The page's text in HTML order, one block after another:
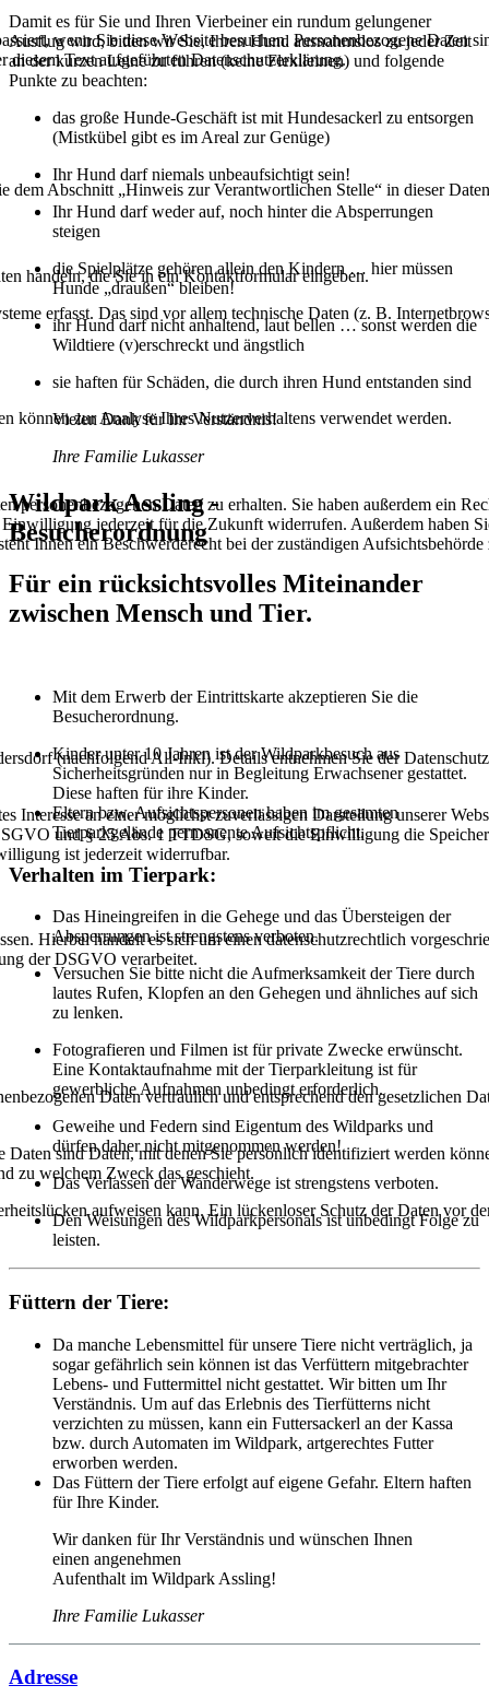
Damit es für Sie und Ihren Vierbeiner ein rundum gelungener
Ausflug wird, bitten wir Sie, Ihren Hund ausnahmslos zu jeder Zeit
an der kurzen Leine zu führen (keine Flexileinen) und folgende
Punkte zu beachten:
das große Hunde-Geschäft ist mit Hundesackerl zu entsorgen
(Mistkübel gibt es im Areal zur Genüge)
Ihr Hund darf niemals unbeaufsichtigt sein!
Ihr Hund darf weder auf, noch hinter die Absperrungen
steigen
die Spielplätze gehören allein den Kindern … hier müssen
Hunde „draußen“ bleiben!
ihr Hund darf nicht anhaltend, laut bellen … sonst werden die
Wildtiere (v)erschreckt und ängstlich
sie haften für Schäden, die durch ihren Hund entstanden sind
Vielen Dank für Ihr Verständnis!
Ihre Familie Lukasser
Wildpark Assling -
Besucherordnung
Für ein rücksichtsvolles Miteinander
zwischen Mensch und Tier.
Mit dem Erwerb der Eintrittskarte akzeptieren Sie die
Besucherordnung.
Kinder unter 10 Jahren ist der Wildparkbesuch aus
Sicherheitsgründen nur in Begleitung Erwachsener gestattet.
Diese haften für ihre Kinder.
Eltern bzw. Aufsichtspersonen haben im gesamten
Tierparkgelände permanente Aufsichtspflicht.
Verhalten im Tierpark:
Das Hineingreifen in die Gehege und das Übersteigen der
Absperrungen ist strengstens verboten.
Versuchen Sie bitte nicht die Aufmerksamkeit der Tiere durch
lautes Rufen, Klopfen an den Gehegen und ähnliches auf sich
zu lenken.
Fotografieren und Filmen ist für private Zwecke erwünscht.
Eine Kontaktaufnahme mit der Tierparkleitung ist für
gewerbliche Aufnahmen unbedingt erforderlich.
Geweihe und Federn sind Eigentum des Wildparks und
dürfen daher nicht mitgenommen werden!
Das Verlassen der Wanderwege ist strengstens verboten.
Den Weisungen des Wildparkpersonals ist unbedingt Folge zu
leisten.
Füttern der Tiere:
Da manche Lebensmittel für unsere Tiere nicht verträglich, ja
sogar gefährlich sein können ist das Verfüttern mitgebrachter
Lebens- und Futtermittel nicht gestattet. Wir bitten um Ihr
Verständnis. Um auf das Erlebnis des Tierfütterns nicht
verzichten zu müssen, kann ein Futtersackerl an der Kassa
bzw. durch Automaten im Wildpark, artgerechtes Futter
erworben werden.
Das Füttern der Tiere erfolgt auf eigene Gefahr. Eltern haften
für Ihre Kinder.
Wir danken für Ihr Verständnis und wünschen Ihnen
einen angenehmen
Aufenthalt im Wildpark Assling!
Ihre Familie Lukasser
Adresse
wenn Sie diese Website besuchen. Personenbezogene Daten
Text aufgeführten Datenschutzerklärung.
Abschnitt „Hinweis zur Verantwortlichen Stelle“ in dieser
handeln, die Sie in ein Kontaktformular eingeben.
erfasst. Das sind vor allem technische Daten (z. B.
können zur Analyse Ihres Nutzerverhaltens verwendet werden.
Daten zu erhalten. Sie haben außerdem ein
jederzeit für die Zukunft widerrufen. Außerdem haben
Ihnen ein Beschwerderecht bei der zuständigen Aufsichtsbehörde
(nachfolgend All-Inkl). Details entnehmen Sie der
an einer möglichst zuverlässigen Darstellung unserer
und § 25 Abs. 1 TTDSG, soweit die Einwilligung die
ist jederzeit widerrufbar.
Hierbei handelt es sich um einen datenschutzrechtlich
der DSGVO verarbeitet.
Daten vertraulich und entsprechend den gesetzlichen
Daten sind Daten, mit denen Sie persönlich identifiziert werden
zu welchem Zweck das geschieht.
aufweisen kann. Ein lückenloser Schutz der Daten vor